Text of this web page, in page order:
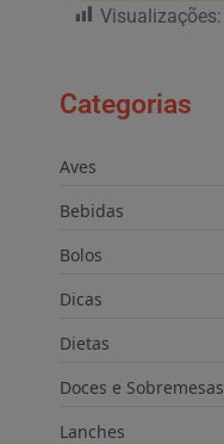
Visualizações:
Categorias
Aves
Bebidas
Bolos
Dicas
Dietas
Doces e Sobremesas
Lanches